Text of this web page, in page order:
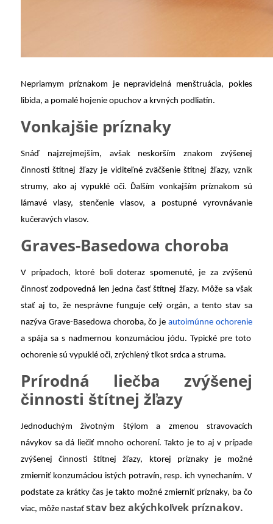
Nepriamym príznakom je nepravidelná menštruácia, pokles
libida, a pomalé hojenie opuchov a krvných podliatín.
Vonkajšie príznaky
Snáď najzrejmejším, avšak neskorším znakom zvýšenej
činnosti štítnej žľazy je viditeľné zväčšenie štítnej žľazy, vznik
strumy, ako aj vypuklé oči. Ďalším vonkajším príznakom sú
lámavé vlasy, stenčenie vlasov, a postupné vyrovnávanie
kučeravých vlasov.
Graves-Basedowa choroba
V prípadoch, ktoré boli doteraz spomenuté, je za zvýšenú
činnosť zodpovedná len jedna časť štítnej žľazy. Môže sa však
stať aj to, že nesprávne funguje celý orgán, a tento stav sa
nazýva Grave-Basedowa choroba, čo jeautoimúnne ochorenie
a spája sa s nadmernou konzumáciou jódu. Typické pre toto
ochorenie sú vypuklé oči, zrýchlený tlkot srdca a struma.
Prírodná liečba zvýšenej
činnosti štítnej žľazy
Jednoduchým životným štýlom a zmenou stravovacích
návykov sa dá liečiť mnoho ochorení. Takto je to aj v prípade
zvýšenej činnosti štítnej žľazy, ktorej príznaky je možné
zmierniť konzumáciou istých potravín, resp. ich vynechaním. V
podstate za krátky čas je takto možné zmierniť príznaky, ba čo
viac, môže nastať stav bez akýchkoľvek príznakov.